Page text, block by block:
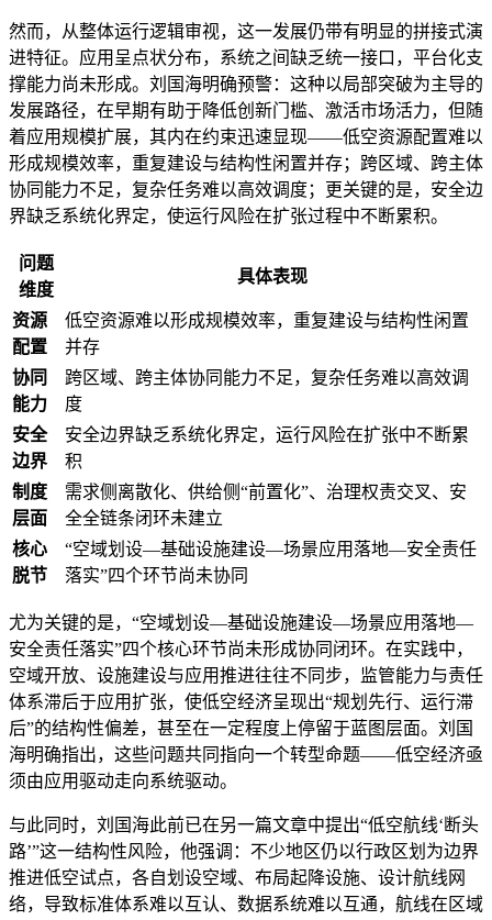
然而，从整体运行逻辑审视，这一发展仍带有明显的拼接式演
进特征。应用呈点状分布，系统之间缺乏统一接口，平台化支
撑能力尚未形成。刘国海明确预警：这种以局部突破为主导的
发展路径，在早期有助于降低创新门槛、激活市场活力，但随
着应用规模扩展，其内在约束迅速显现——低空资源配置难以
形成规模效率，重复建设与结构性闲置并存；跨区域、跨主体
协同能力不足，复杂任务难以高效调度；更关键的是，安全边
界缺乏系统化界定，使运行风险在扩张过程中不断累积。
问题
维度
具体表现
资源
配置
低空资源难以形成规模效率，重复建设与结构性闲置
并存
协同
能力
跨区域、跨主体协同能力不足，复杂任务难以高效调
度
安全
边界
安全边界缺乏系统化界定，运行风险在扩张中不断累
积
制度
层面
需求侧离散化、供给侧“前置化”、治理权责交叉、安
全全链条闭环未建立
核心
脱节
“空域划设—基础设施建设—场景应用落地—安全责任
落实”四个环节尚未协同
尤为关键的是，“空域划设—基础设施建设—场景应用落地—
安全责任落实”四个核心环节尚未形成协同闭环。在实践中，
空域开放、设施建设与应用推进往往不同步，监管能力与责任
体系滞后于应用扩张，使低空经济呈现出“规划先行、运行滞
后”的结构性偏差，甚至在一定程度上停留于蓝图层面。刘国
海明确指出，这些问题共同指向一个转型命题——低空经济亟
须由应用驱动走向系统驱动。
与此同时，刘国海此前已在另一篇文章中提出“低空航线‘断头
路’”这一结构性风险，他强调：不少地区仍以行政区划为边界
推进低空试点，各自划设空域、布局起降设施、设计航线网
络，导致标准体系难以互认、数据系统难以互通，航线在区域